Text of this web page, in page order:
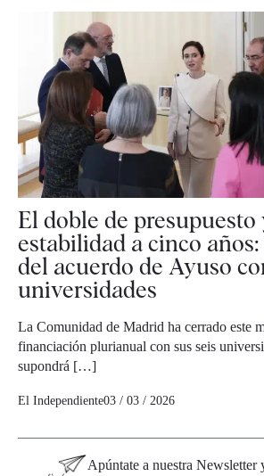
El doble de presupuesto
estabilidad a cinco años:
del acuerdo de Ayuso
universidades
La Comunidad de Madrid ha cerrado este
financiación plurianual con sus seis
supondrá […]
El Independiente03 / 03 / 2026
Apúntate a nuestra Newsletter